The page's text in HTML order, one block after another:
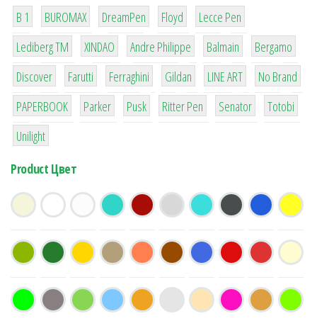
B 1
1
BUROMAX
1
DreamPen
2
Floyd
2
Lecce Pen
3
Lediberg ТМ
3
XINDAO
1
Andre Philippe
4
Balmain
26
Bergamo
64
Discover
299
Farutti
4
Ferraghini
42
Gildan
4
LINE ART
90
No Brand
8
PAPERBOOK
6
Parker
2
Pusk
22
Ritter Pen
15
Senator
43
Totobi
1
Unilight
Product Цвет